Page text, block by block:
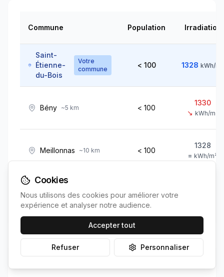
Commune Population Irradiation
Saint-
Étienne-
du-Bois
Votre
commune
< 100 1328 kWh/m²
Bény ~5 km < 100
1330
↘ kWh/m²
Meillonnas ~10 km < 100
1328
= kWh/m²
Viriat ~15km < 100
Cookies
Nous utilisons des cookies pour améliorer votre
expérience et analyser notre audience.
Accepter tout
Refuser Personnaliser